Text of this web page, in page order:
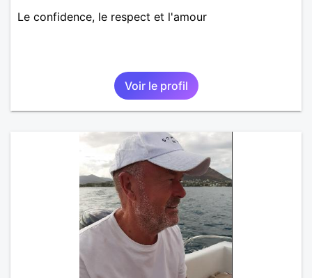
Le confidence, le respect et l'amour
Voir le profil